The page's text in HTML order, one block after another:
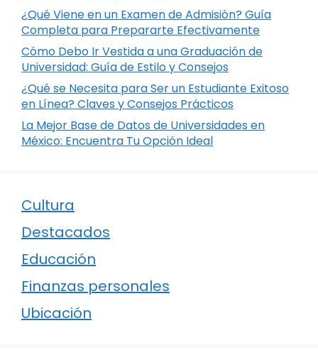
¿Qué Viene en un Examen de Admisión? Guía
Completa para Prepararte Efectivamente
Cómo Debo Ir Vestida a una Graduación de
Universidad: Guía de Estilo y Consejos
¿Qué se Necesita para Ser un Estudiante Exitoso
en Línea? Claves y Consejos Prácticos
La Mejor Base de Datos de Universidades en
México: Encuentra Tu Opción Ideal
Cultura
Destacados
Educación
Finanzas personales
Ubicación